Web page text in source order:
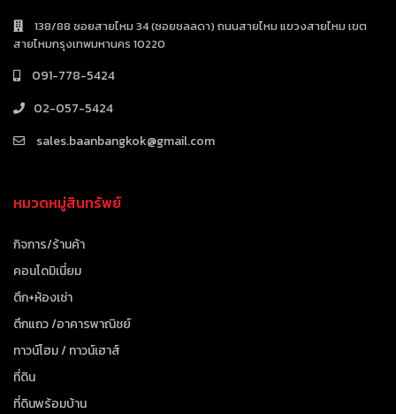
138/88 ซอยสายไหม 34 (ซอยชลลดา) ถนนสายไหม แขวงสายไหม เขต
สายไหมกรุงเทพมหานคร 10220
091-778-5424
02-057-5424
sales.baanbangkok@gmail.com
หมวดหมู่สินทรัพย์
กิจการ/ร้านค้า
คอนโดมิเนี่ยม
ตึก+ห้องเช่า
ตึกแถว /อาคารพาณิชย์
ทาวน์โฮม / ทาวน์เฮาส์
ที่ดิน
ที่ดินพร้อมบ้าน